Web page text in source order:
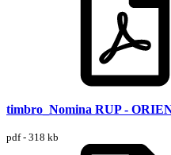
timbro_Nomina RUP -
pdf - 318 kb